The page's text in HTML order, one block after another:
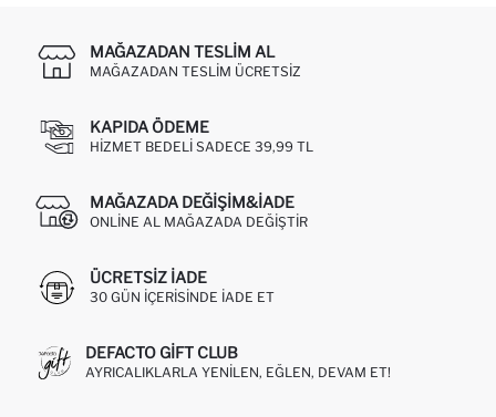
MAĞAZADAN TESLIM AL
MAĞAZADAN TESLIM ÜCRETSIZ
KAPIDA ÖDEME
HIZMET BEDELI SADECE 39,99 TL
MAĞAZADA DEĞIŞIM&İADE
ONLINE AL MAĞAZADA DEĞIŞTIR
ÜCRETSIZ IADE
30 GÜN IÇERISINDE IADE ET
DEFACTO GIFT CLUB
AYRICALIKLARLA YENILEN, EĞLEN, DEVAM ET!